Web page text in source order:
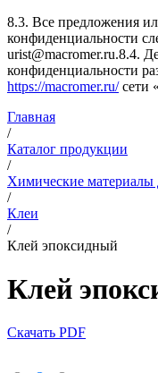
8.3. Все предложения
конфиденциальности
urist@macromer.ru.8.4.
конфиденциальности
https://macromer.ru/сети
Главная
/
Каталог продукции
/
Химические материалы
/
Клеи
/
Клей эпоксидный
Клей
Скачать PDF